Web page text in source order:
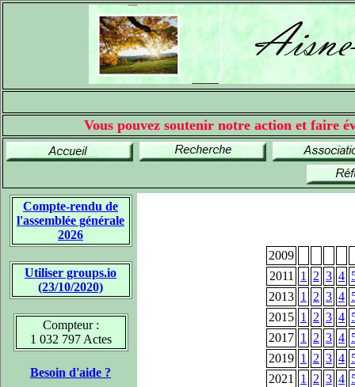
Vous pouvez soutenir notre action et faire
Compte-rendu de
l'assemblée générale
2026
Utiliser groups.io
(23/10/2020)
Compteur :
1 032 797 Actes
Besoin d'aide ?
2009
2011
1 2 3 4
2013 1 2 3 4
2015 1 2 3 4
2017 1 2 3 4
2019 1 2 3 4
2021
1 2 3 4